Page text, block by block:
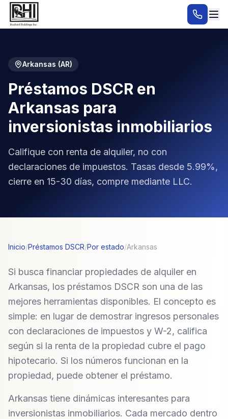
Arkansas (AR)
Préstamos DSCR en
Arkansas para
inversionistas inmobiliarios
Califique con renta de alquiler, no con
declaraciones de impuestos. Tasas desde 5.99%,
cierre en 15-30 días, compre mediante LLC.
Inicio/Préstamos DSCR/Por estado/Arkansas
Si busca financiar propiedades de alquiler en
Arkansas, los préstamos DSCR son una de las
mejores herramientas disponibles. El concepto es
simple: en lugar de demostrar ingresos personales
con declaraciones de impuestos y W-2, califica
según si la renta de la propiedad cubre el pago
hipotecario. Si los números funcionan en la
propiedad, puede obtener el préstamo.
Arkansas tiene dinámicas interesantes para
inversionistas inmobiliarios. Cada mercado dentro